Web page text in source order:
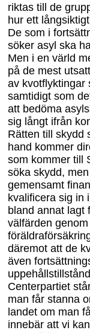
riktas till de
hur ett långsikt
De som i fortsätt
söker asyl ska
Men i en värld
på de mest
av kvotflyktingar
samtidigt som
att bedöma
sig långt ifrån
Rätten till skydd
hand kommer
som kommer till
söka skydd,
gemensamt
kvalificera sig in
bland annat lagt
välfärden
däremot att de
även
Centerpartiet
man får stanna
landet om man
innebär att vi